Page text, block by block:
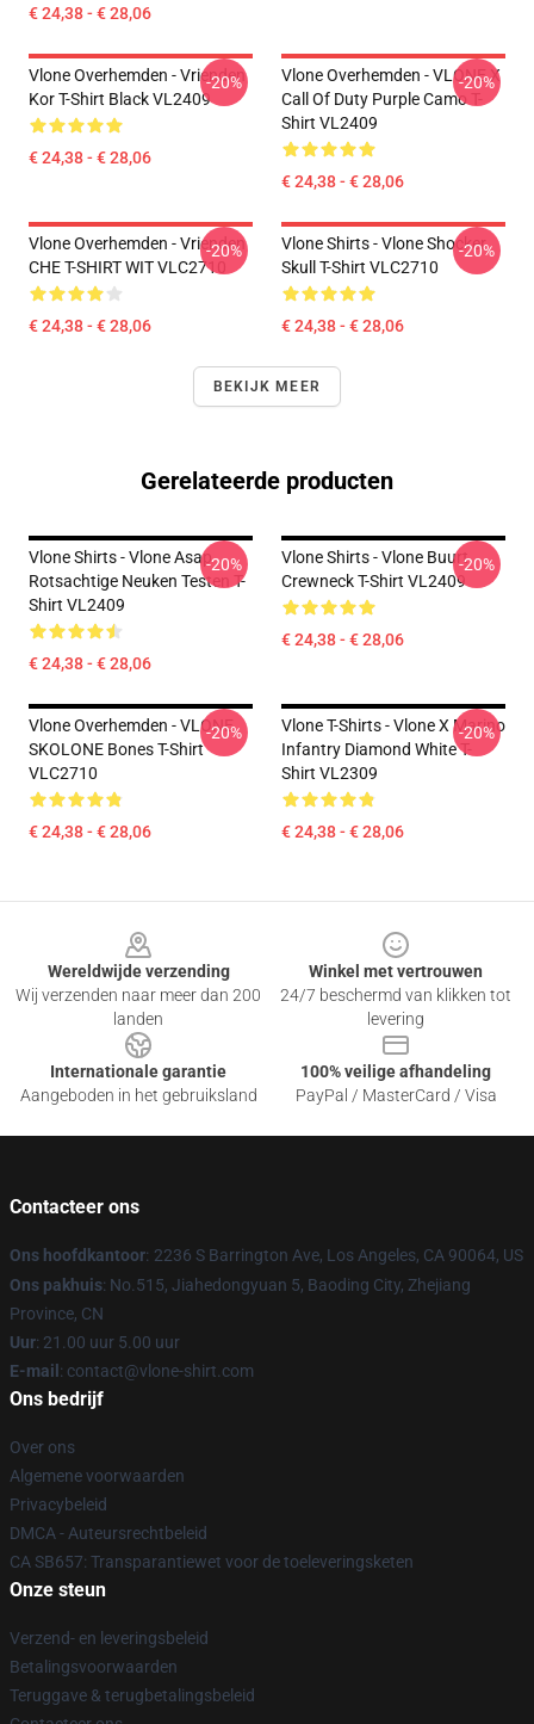
€ 24,38 - € 28,06
Vlone Overhemden - Vrienden
Kor T-Shirt Black VL2409
€ 24,38 - € 28,06
-20%
Vlone Overhemden - VLONE X
Call Of Duty Purple Camo T-
Shirt VL2409
€ 24,38 - € 28,06
-20%
Vlone Overhemden - Vrienden
CHE T-SHIRT WIT VLC2710
€ 24,38 - € 28,06
-20%
Vlone Shirts - Vlone Shocker
Skull T-Shirt VLC2710
€ 24,38 - € 28,06
-20%
BEKIJK MEER
Gerelateerde producten
Vlone Shirts - Vlone Asap
Rotsachtige Neuken Testen T-
Shirt VL2409
€ 24,38 - € 28,06
-20%
Vlone Shirts - Vlone Buurt
Crewneck T-Shirt VL2409
€ 24,38 - € 28,06
-20%
Vlone Overhemden - VLONE
SKOLONE Bones T-Shirt
VLC2710
€ 24,38 - € 28,06
-20%
Vlone T-Shirts - Vlone X Marino
Infantry Diamond White T-
Shirt VL2309
€ 24,38 - € 28,06
-20%
Wereldwijde verzending
Wij verzenden naar meer dan 200
landen
Winkel met vertrouwen
24/7 beschermd van klikken tot
levering
Internationale garantie
Aangeboden in het gebruiksland
100% veilige afhandeling
PayPal / MasterCard / Visa
Contacteer ons
Ons hoofdkantoor: 2236 S Barrington Ave, Los Angeles, CA 90064, US
Ons pakhuis: No.515, Jiahedongyuan 5, Baoding City, Zhejiang
Province, CN
Uur: 21.00 uur 5.00 uur
E-mail : contact@vlone-shirt.com
Ons bedrijf
Over ons
Algemene voorwaarden
Privacybeleid
DMCA - Auteursrechtbeleid
CA SB657: Transparantiewet voor de toeleveringsketen
Onze steun
Verzend- en leveringsbeleid
Betalingsvoorwaarden
Teruggave & terugbetalingsbeleid